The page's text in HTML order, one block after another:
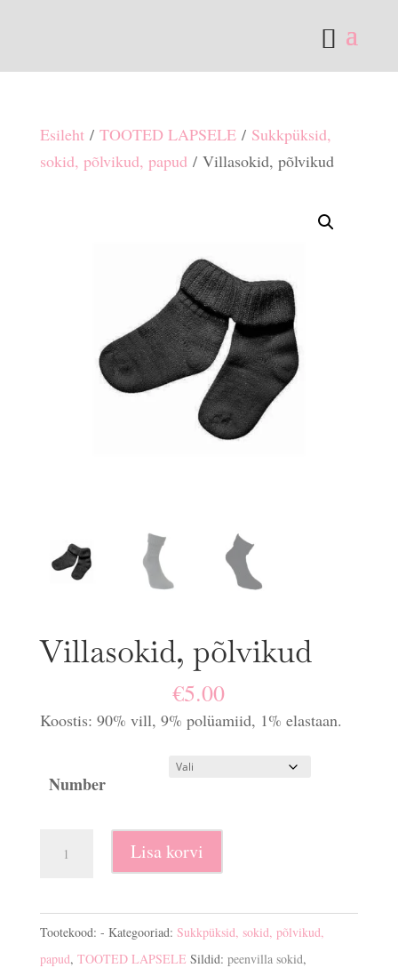
Esileht/ TOOTED LAPSELE/ Sukkpüksid,
sokid, põlvikud, papud/ Villasokid, põlvikud
Villasokid, põlvikud
€5.00
Koostis: 90% vill, 9% polüamiid, 1% elastaan.
Number
Lisa korvi
Tootekood: - Kategooriad: Sukkpüksid, sokid, põlvikud,
papud, TOOTED LAPSELE Sildid: peenvilla sokid,